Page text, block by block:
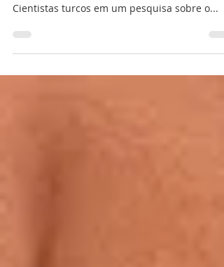
Você tem 3x mais risco de disfunção erétil se
Cientistas turcos em um pesquisa sobre o...